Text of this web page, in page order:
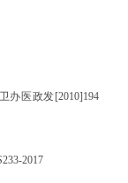
办医政发[2010]194
2017